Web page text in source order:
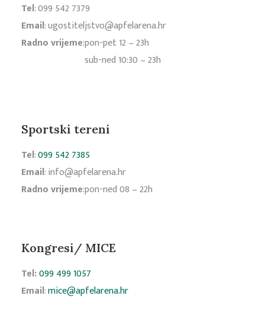
Tel:099 542 7379
Email:ugostiteljstvo@apfelarena.hr
Radno vrijeme:pon-pet 12 – 23h
sub-ned 10:30 – 23h
Sportski tereni
Tel:099 542 7385
Email:info@apfelarena.hr
Radno vrijeme:pon-ned 08 – 22h
Kongresi/ MICE
Tel:099 499 1057
Email:mice@apfelarena.hr